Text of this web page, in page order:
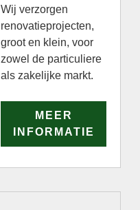
Wij verzorgen
renovatieprojecten,
groot en klein, voor
zowel de particuliere
als zakelijke markt.
MEER
INFORMATIE